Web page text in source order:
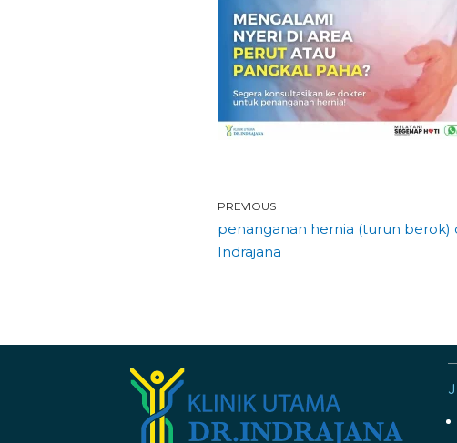
PREVIOUS
penanganan hernia (turun berok)
Indrajana